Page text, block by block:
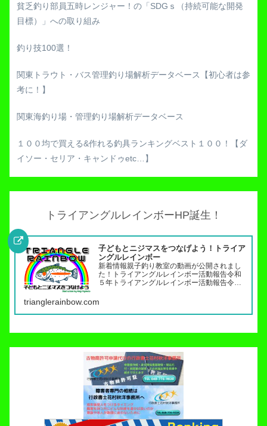
貧乏釣り部員五時レンジャー！の「SDGｓ（持続可能な開発
目標）」への取り組み
釣り技100選！
関東トラウト・バス管理釣り場解析データベース【初心者は参
考に！】
関東海釣り場・管理釣り場解析データベース
１００均で買える&作れる釣具ランキングベスト１００！【ダ
イソー・セリア・キャンドゥetc…】
トライアングルレインボーHP誕生！
子どもとニジマスをつなげよう！トライア
ングルレインボー
新着情報親子釣り教室の動画が公開されまし
た！トライアングルレインボー活動報告令和
５年トライアングルレインボー活動報告令和
月〜１２月）令和４年トライアングルレイン
ボー活動報告（１月～６月）令和３年トライ
trianglerainbow.com